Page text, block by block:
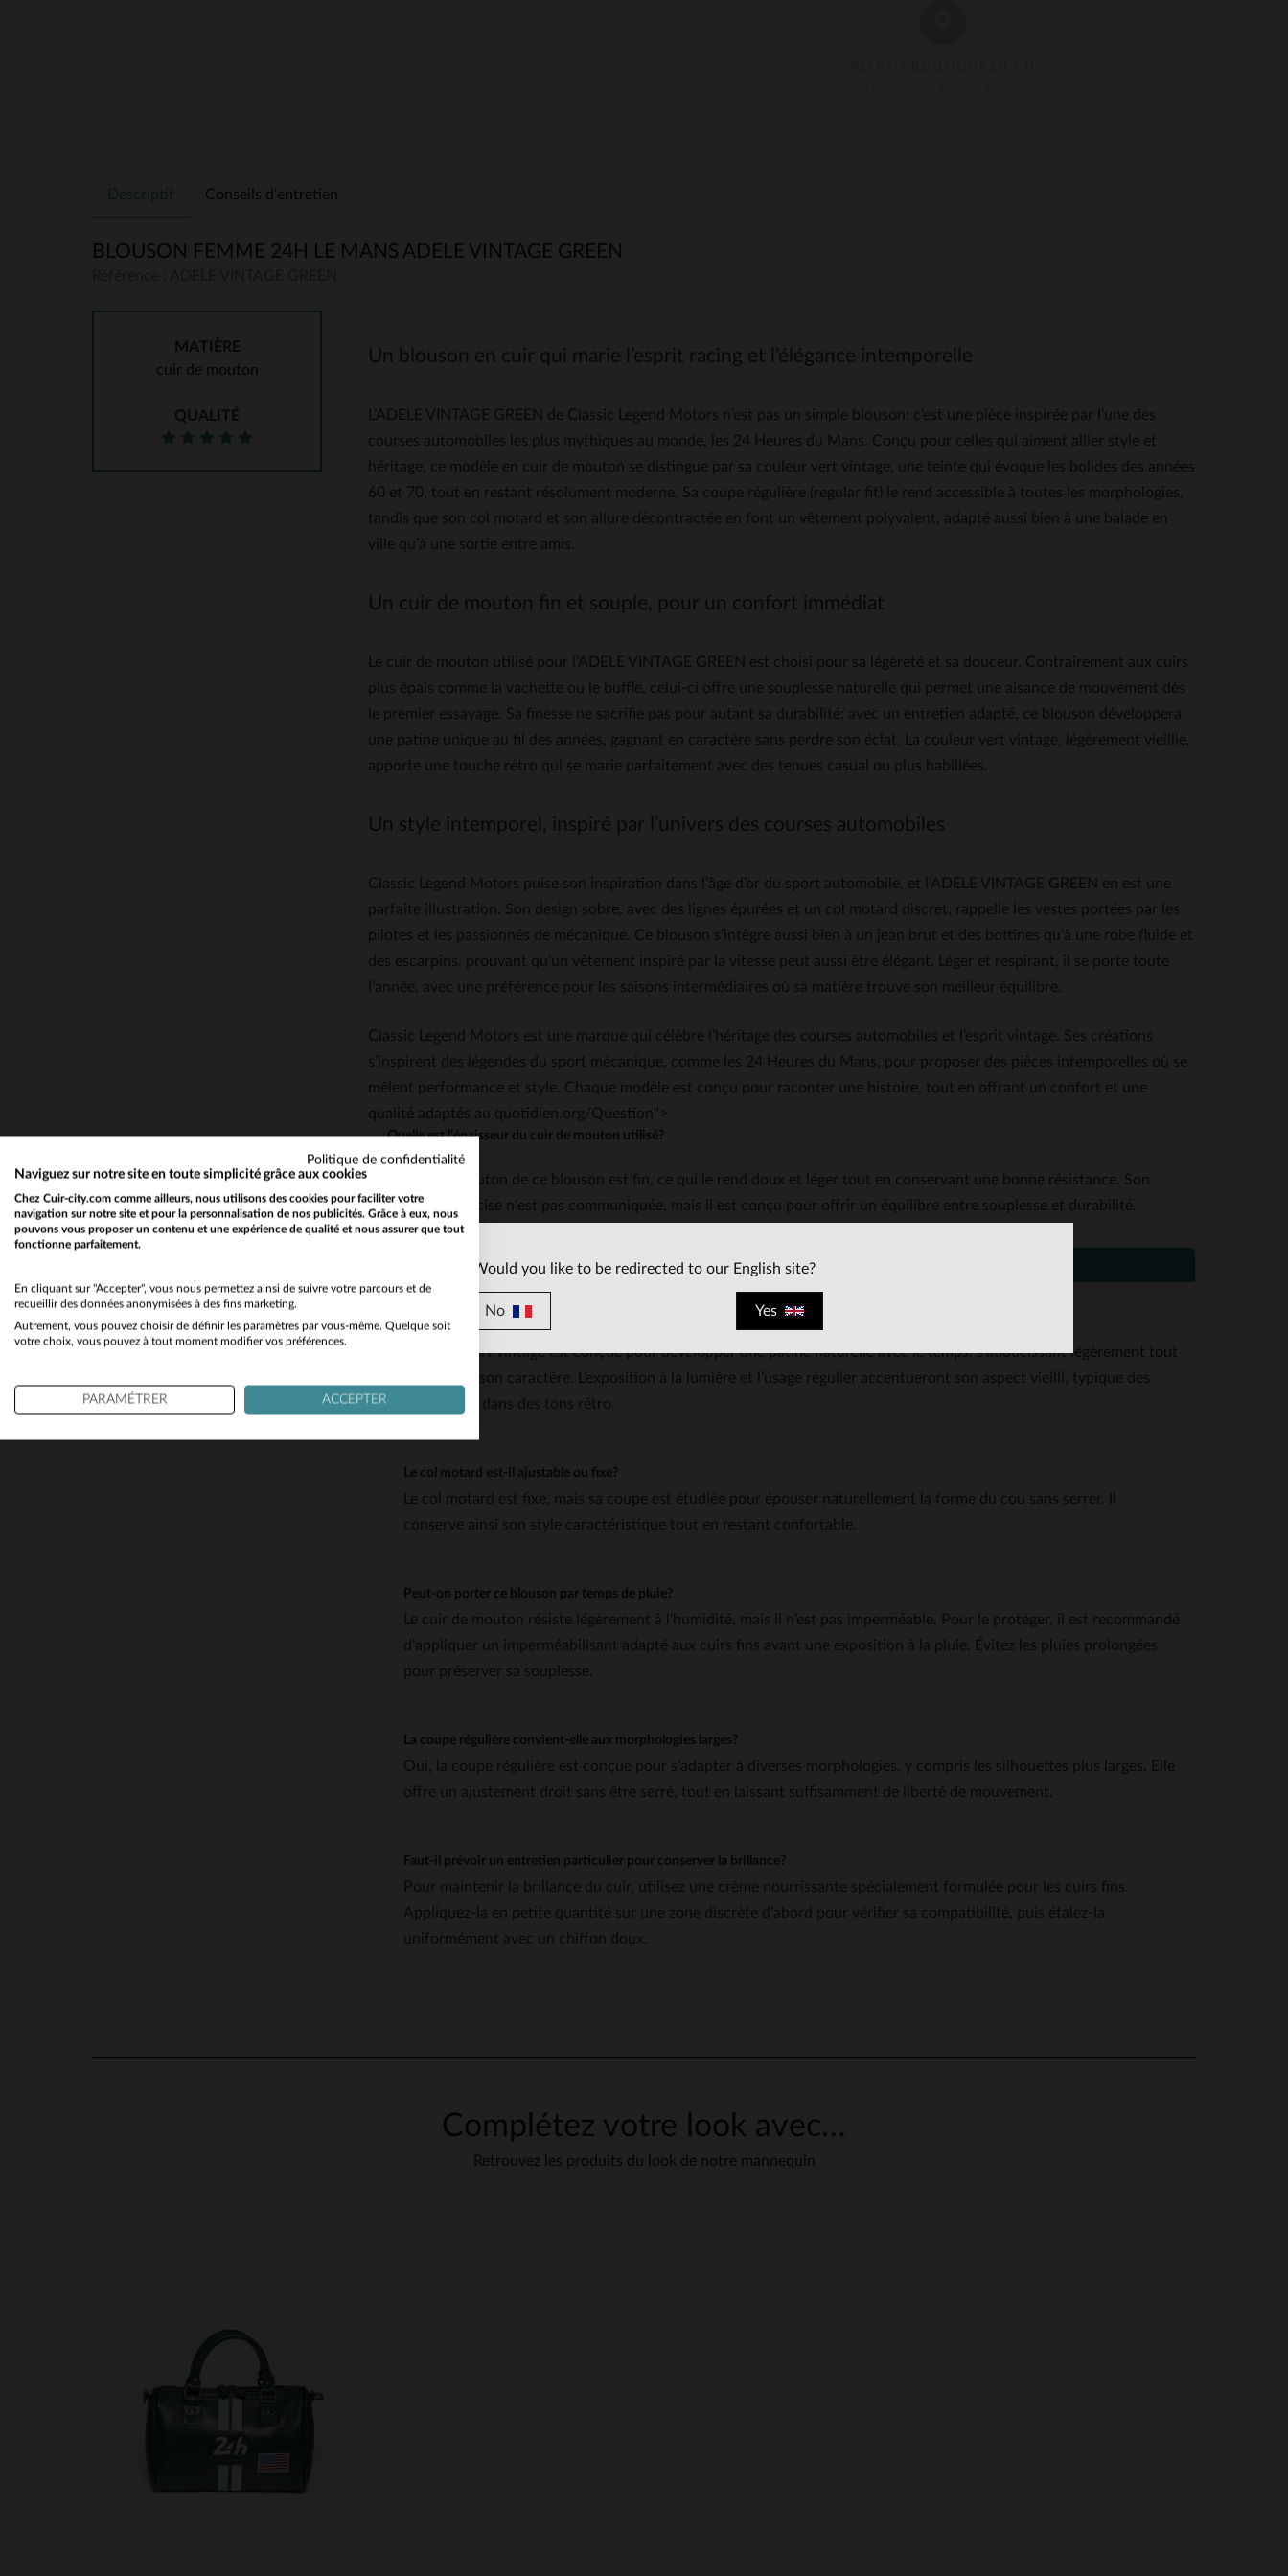
Descriptif Conseils d'entretien
BLOUSON FEMME 24H LE MANS ADELE VINTAGE GREEN
MATIÈRE
cuir de mouton
QUALITÉ
Un blouson en cuir qui marie l’esprit racing et l’élégance intemporelle
L’ADELE VINTAGE GREEN de Classic Legend Motors n’est pas un simple blouson: c’est une pièce inspirée par l’une des
courses automobiles les plus mythiques au monde, les 24 Heures du Mans. Conçu pour celles qui aiment allier style et
héritage, ce modèle en cuir de mouton se distingue par sa couleur vert vintage, une teinte qui évoque les bolides des années
60 et 70, tout en restant résolument moderne. Sa coupe régulière (regular fit) le rend accessible à toutes les morphologies,
tandis que son col motard et son allure décontractée en font un vêtement polyvalent, adapté aussi bien à une balade en
ville qu’à une sortie entre amis.
Un cuir de mouton fin et souple, pour un confort immédiat
Le cuir de mouton utilisé pour l’ADELE VINTAGE GREEN est choisi pour sa légèreté et sa douceur. Contrairement aux cuirs
plus épais comme la vachette ou le buffle, celui-ci offre une souplesse naturelle qui permet une aisance de mouvement dès
le premier essayage. Sa finesse ne sacrifie pas pour autant sa durabilité: avec un entretien adapté, ce blouson développera
une patine unique au fil des années, gagnant en caractère sans perdre son éclat. La couleur vert vintage, légèrement vieillie,
apporte une touche rétro qui se marie parfaitement avec des tenues casual ou plus habillées.
Un style intemporel, inspiré par l’univers des courses automobiles
Classic Legend Motors puise son inspiration dans l’âge d’or du sport automobile, et l’ADELE VINTAGE GREEN en est une
parfaite illustration. Son design sobre, avec des lignes épurées et un col motard discret, rappelle les vestes portées par les
pilotes et les passionnés de mécanique. Ce blouson s’intègre aussi bien à un jean brut et des bottines qu’à une robe fluide et
des escarpins, prouvant qu’un vêtement inspiré par la vitesse peut aussi être élégant. Léger et respirant, il se porte toute
l’année, avec une préférence pour les saisons intermédiaires où sa matière trouve son meilleur équilibre.
Classic Legend Motors est une marque qui célèbre l’héritage des courses automobiles et l’esprit vintage. Ses créations
s’inspirent des légendes du sport mécanique, comme les 24 Heures du Mans, pour proposer des pièces intemporelles où se
mêlent performance et style. Chaque modèle est conçu pour raconter une histoire, tout en offrant un confort et une
qualité adaptés au quotidien.org/Question">
Quelle est l'épaisseur du cuir de mouton utilisé?
Le cuir de mouton de ce blouson est fin, ce qui le rend doux et léger tout en conservant une bonne résistance. Son
épaisseur précise n'est pas communiquée, mais il est conçu pour offrir un équilibre entre souplesse et durabilité.
QUESTIONS FRÉQUENTES
Comment évolue la couleur vert vintage avec le temps?
La teinte vert vintage est conçue pour développer une patine naturelle avec le temps, s’adoucissant légèrement tout
en gardant son caractère. L’exposition à la lumière et l’usage régulier accentueront son aspect vieilli, typique des
cuirs teints dans des tons rétro.
Le col motard est-il ajustable ou fixe?
Le col motard est fixe, mais sa coupe est étudiée pour épouser naturellement la forme du cou sans serrer. Il
conserve ainsi son style caractéristique tout en restant confortable.
Peut-on porter ce blouson par temps de pluie?
Le cuir de mouton résiste légèrement à l’humidité, mais il n’est pas imperméable. Pour le protéger, il est recommandé
d’appliquer un imperméabilisant adapté aux cuirs fins avant une exposition à la pluie. Évitez les pluies prolongées
pour préserver sa souplesse.
La coupe régulière convient-elle aux morphologies larges?
Oui, la coupe régulière est conçue pour s’adapter à diverses morphologies, y compris les silhouettes plus larges. Elle
offre un ajustement droit sans être serré, tout en laissant suffisamment de liberté de mouvement.
Faut-il prévoir un entretien particulier pour conserver la brillance?
Pour maintenir la brillance du cuir, utilisez une crème nourrissante spécialement formulée pour les cuirs fins.
Appliquez-la en petite quantité sur une zone discrète d’abord pour vérifier sa compatibilité, puis étalez-la
uniformément avec un chiffon doux.
Complétez votre look avec…
Retrouvez les produits du look de notre mannequin
Would you like to be redirected to our English site?
No Yes
Politique de confidentialité
Naviguez sur notre site en toute simplicité grâce aux cookies
Chez Cuir-city.com comme ailleurs, nous utilisons des cookies pour faciliter votre
navigation sur notre site et pour la personnalisation de nos publicités. Grâce à eux, nous
pouvons vous proposer un contenu et une expérience de qualité et nous assurer que tout
fonctionne parfaitement.
En cliquant sur "Accepter", vous nous permettez ainsi de suivre votre parcours et de
recueillir des données anonymisées à des fins marketing.
Autrement, vous pouvez choisir de définir les paramètres par vous-même. Quelque soit
votre choix, vous pouvez à tout moment modifier vos préférences.
PARAMÉTRER ACCEPTER